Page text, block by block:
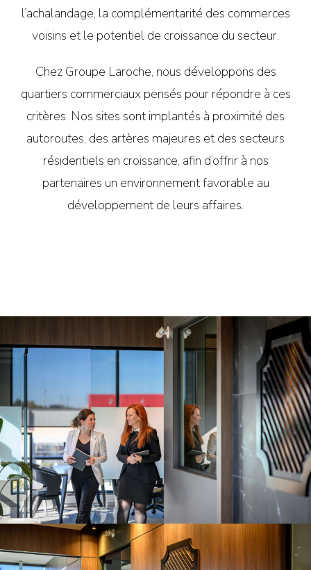
l’achalandage, la complémentarité des commerces
voisins et le potentiel de croissance du secteur.
Chez Groupe Laroche, nous développons des
quartiers commerciaux pensés pour répondre à ces
critères. Nos sites sont implantés à proximité des
autoroutes, des artères majeures et des secteurs
résidentiels en croissance, afin d’offrir à nos
partenaires un environnement favorable au
développement de leurs affaires.